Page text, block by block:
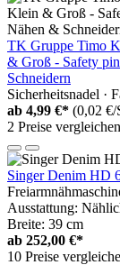
TK Gruppe Timo
& Groß - Safety
Schneidern
Sicherheitsnadel ·
ab 4,99 €* (0,02 €/
2 Preise vergleichen
Singer Denim HD
Ausstattung:
Breite: 39 cm
ab 252,00 €*
10 Preise